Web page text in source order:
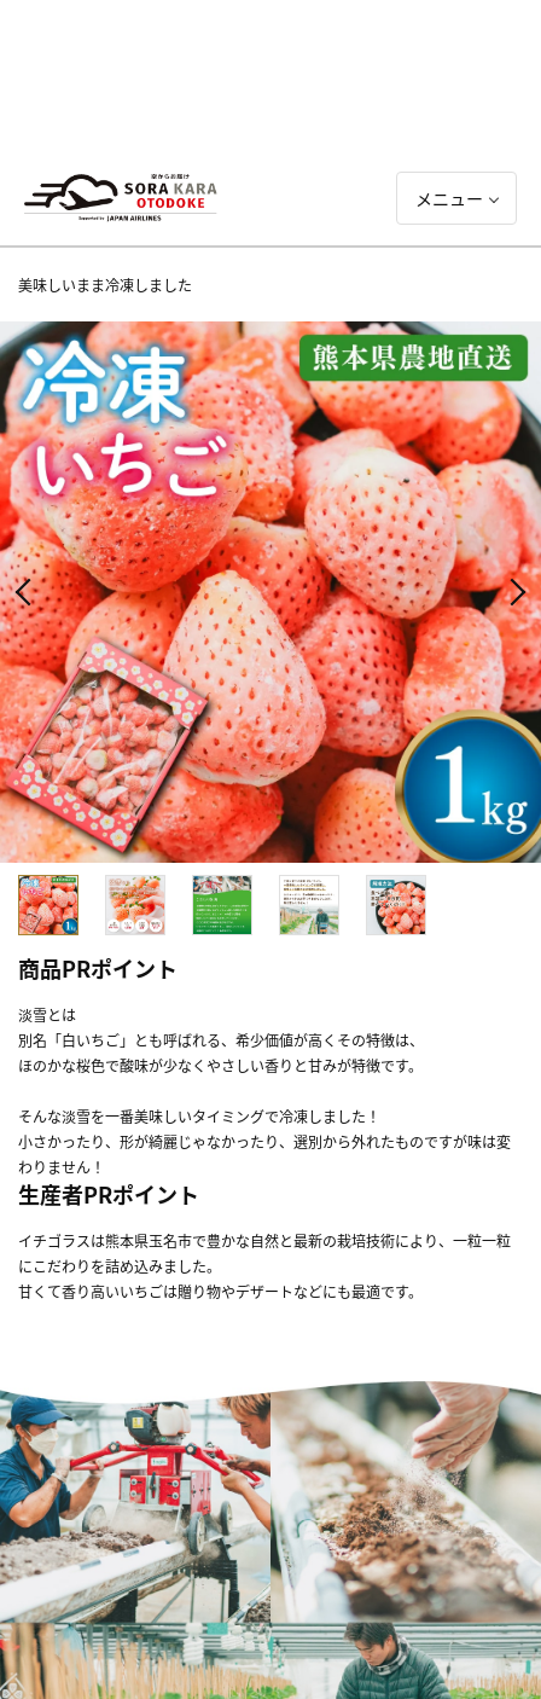
メニュー
美味しいまま冷凍しました
商品PRポイント
淡雪とは
別名「白いちご」とも呼ばれる、希少価値が高くその特徴は、
ほのかな桜色で酸味が少なくやさしい香りと甘みが特徴です。
そんな淡雪を一番美味しいタイミングで冷凍しました！
小さかったり、形が綺麗じゃなかったり、選別から外れたものですが味は変
わりません！
生産者PRポイント
イチゴラスは熊本県玉名市で豊かな自然と最新の栽培技術により、一粒一粒
にこだわりを詰め込みました。
甘くて香り高いいちごは贈り物やデザートなどにも最適です。